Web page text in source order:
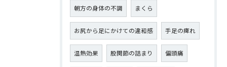
朝方の身体の不調 まくら
お尻から足にかけての違和感 手足の痺れ
温熱効果 股関節の詰まり 偏頭痛